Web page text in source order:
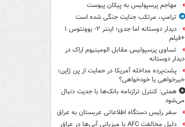
مهاجم پرسپولیس به پیکان پیوست
ترامپ، مرتکب جنایت جنگی شده است
دیدار دوستانه اما جدی؛ اینتر ۲- یوونتوس ۱
+فیلم
تساوی پرسپولیس مقابل الومینیوم اراک در
دیدار دوستانه
پشت‌پرده مداخله آمریکا در حمایت از یِن ژاپن؛
خیرخواهی یا خودخواهی؟
همتی: کنترل ترازنامه بانک‌ها با جدیت دنبال
می‌شود
سفر رئیس دستگاه اطلاعاتی عربستان به عراق
دلیل مخالفت AFC با میزبانی آبی‌ها در عراق